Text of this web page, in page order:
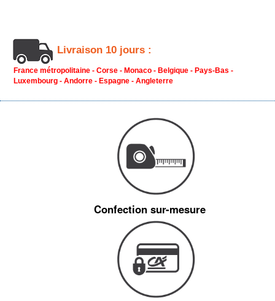
Livraison 10 jours :
France métropolitaine - Corse - Monaco - Belgique - Pays-Bas -
Luxembourg - Andorre - Espagne - Angleterre
Confection sur-mesure